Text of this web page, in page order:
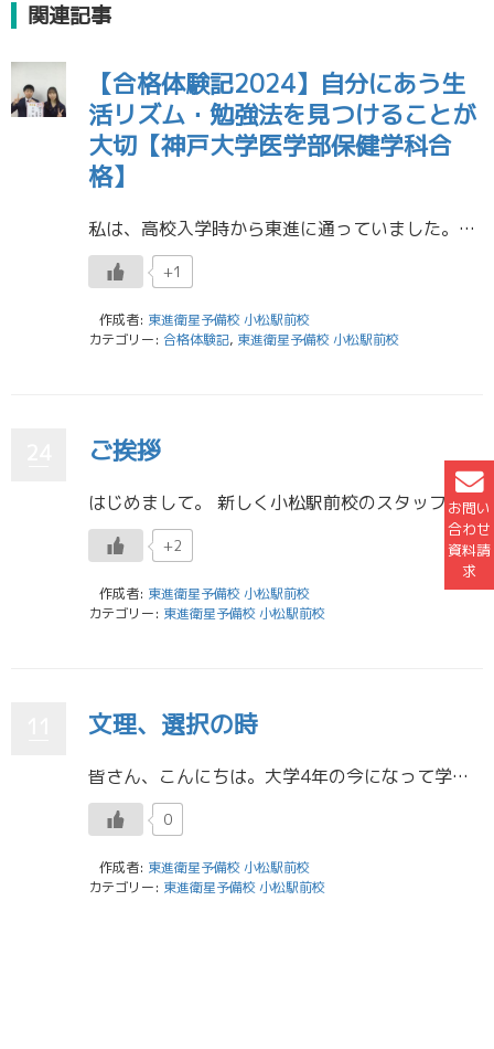
お問い
合わせ
資料請
求
関連記事
【合格体験記2024】自分にあう生
活リズム・勉強法を見つけることが
大切【神戸大学医学部保健学科合
格】
私は、高校入学時から東進に通っていました。最初の頃は閉館時間まで東進に残って学習していましたが、その後の家での睡眠時間確保から逆算した結果、翌日にずっと疲れが残ってしまっては自分に合わないと気づき、東進の担任の先生とも相 […]
+1
作成者: 東進衛星予備校 小松駅前校
カテゴリー: 合格体験記, 東進衛星予備校 小松駅前校
ご挨拶
はじめまして。 新しく小松駅前校のスタッフとして働かせていただくことになりました、須谷 風凛と申します。 下の名前は「風凛」と書いて「ふわり」と読みます。 母がつけてくれたものでとても気に入っているのですが、なかなか読め […]
+2
作成者: 東進衛星予備校 小松駅前校
カテゴリー: 東進衛星予備校 小松駅前校
文理、選択の時
皆さん、こんにちは。大学4年の今になって学校の給食を懐かしんでる辻口です。9月に教育実習に行きその時に給食をいただくことができ、味やメニュー、生徒の配膳の様子など懐かしいと思うものがたくさんありました！給食って中学までの […]
0
作成者: 東進衛星予備校 小松駅前校
カテゴリー: 東進衛星予備校 小松駅前校